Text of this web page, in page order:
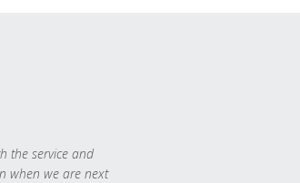
the service and
when we are next